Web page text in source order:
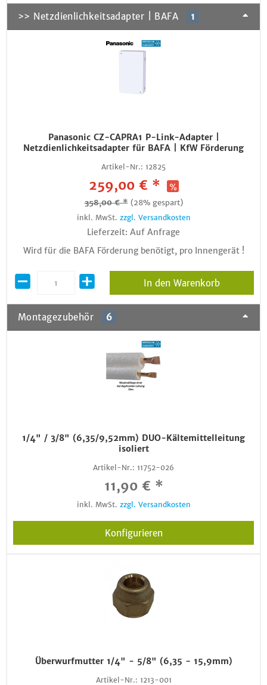
>> Netzdienlichkeitsadapter | BAFA 1
Panasonic CZ-CAPRA1 P-Link-Adapter |
Netzdienlichkeitsadapter für BAFA | KfW Förderung
Artikel-Nr.: 12825
259,00 € *
358,00 € * (28% gespart)
inkl. MwSt. zzgl. Versandkosten
Lieferzeit: Auf Anfrage
Wird für die BAFA Förderung benötigt, pro Innengerät !
In den Warenkorb
Montagezubehör 6
1/4" / 3/8" (6,35/9,52mm) DUO-Kältemittelleitung
isoliert
Artikel-Nr.: 11752-026
11,90 € *
inkl. MwSt. zzgl. Versandkosten
Konfigurieren
Überwurfmutter 1/4" - 5/8" (6,35 - 15,9mm)
Artikel-Nr.: 1213-001